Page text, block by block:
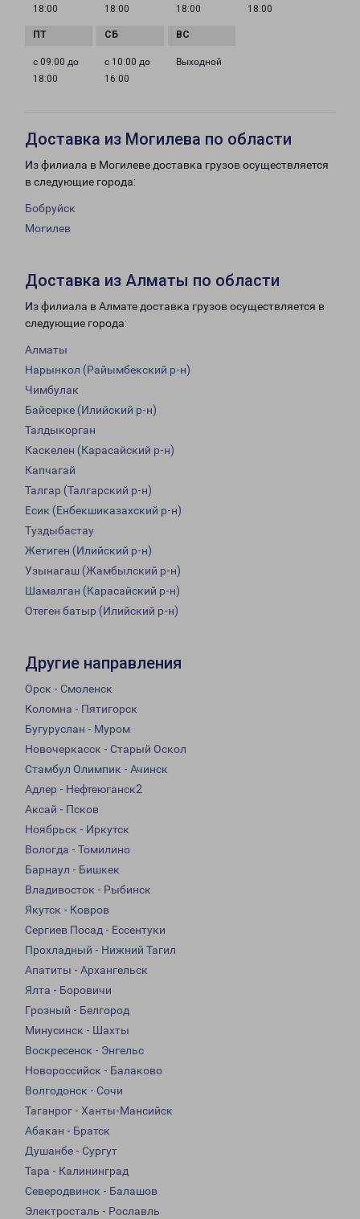
18:00
18:00
18:00
18:00
с 09:00 до
18:00
с 10:00 до
16:00
Выходной
Доставка из Могилева по области
Из филиала в Могилеве доставка грузов осуществляется
в следующие города:
Бобруйск
Могилев
Доставка из Алматы по области
Из филиала в Алмате доставка грузов осуществляется в
следующие города:
Алматы
Нарынкол (Райымбекский р-н)
Чимбулак
Байсерке (Илийский р-н)
Талдыкорган
Каскелен (Карасайский р-н)
Капчагай
Талгар (Талгарский р-н)
Есик (Енбекшиказахский р-н)
Туздыбастау
Жетиген (Илийский р-н)
Узынагаш (Жамбылский р-н)
Шамалган (Карасайский р-н)
Отеген батыр (Илийский р-н)
Другие направления
Орск - Смоленск
Коломна - Пятигорск
Бугуруслан - Муром
Новочеркасск - Старый Оскол
Стамбул Олимпик - Ачинск
Адлер - Нефтеюганск2
Аксай - Псков
Ноябрьск - Иркутск
Вологда - Томилино
Барнаул - Бишкек
Владивосток - Рыбинск
Якутск - Ковров
Сергиев Посад - Ессентуки
Прохладный - Нижний Тагил
Апатиты - Архангельск
Ялта - Боровичи
Грозный - Белгород
Минусинск - Шахты
Воскресенск - Энгельс
Новороссийск - Балаково
Волгодонск - Сочи
Таганрог - Ханты-Мансийск
Абакан - Братск
Душанбе - Сургут
Тара - Калининград
Северодвинск - Балашов
Электросталь - Рославль